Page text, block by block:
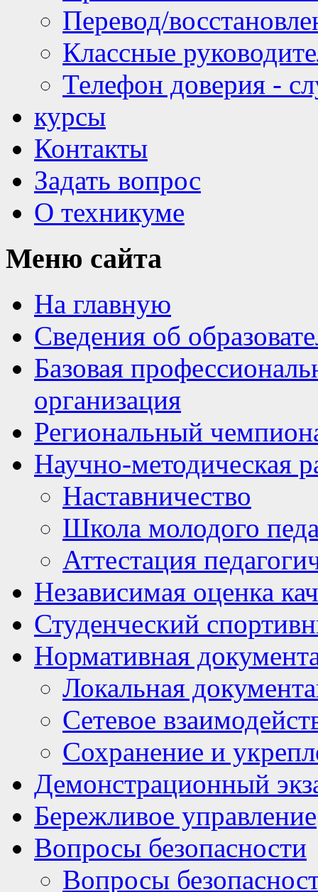
Перевод/
Классные
Телефон доверия -
курсы
Контакты
Задать вопрос
О техникуме
Меню сайта
На главную
Сведения об
Базовая
организация
Региональный
Научно-методическая
Наставничество
Школа молодого
Аттестация
Независимая оценка
Студенческий
Нормативная
Локальная
Сетевое
Сохранение и
Демонстрационный
Бережливое управление
Вопросы безопасности
Вопросы